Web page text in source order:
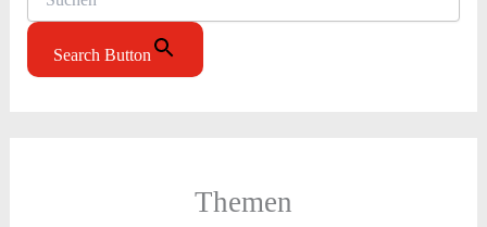
Search Button
Themen